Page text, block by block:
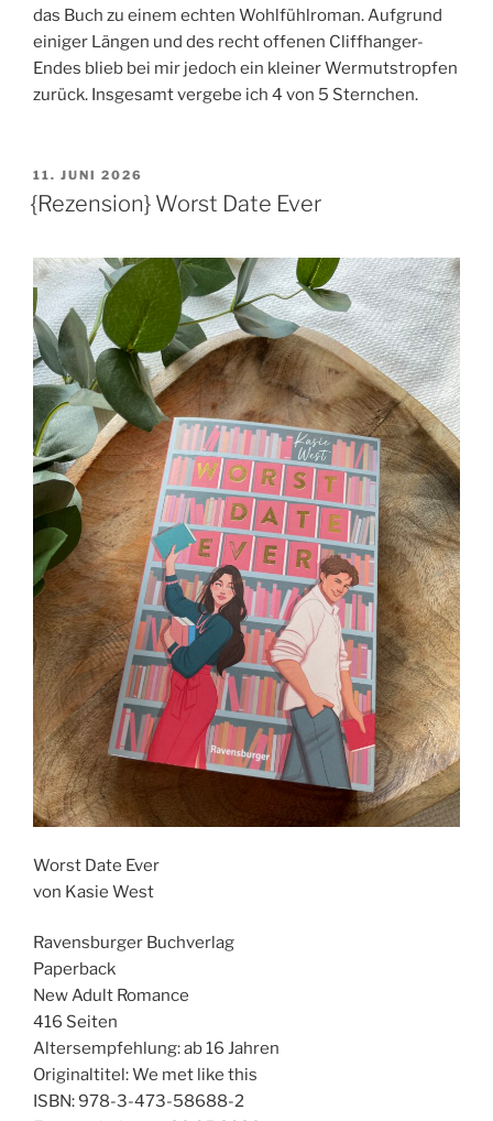
das Buch zu einem echten Wohlfühlroman. Aufgrund
einiger Längen und des recht offenen Cliffhanger-
Endes blieb bei mir jedoch ein kleiner Wermutstropfen
zurück. Insgesamt vergebe ich 4 von 5 Sternchen.
VERÖFFENTLICHT
AM
11. JUNI 2026
{Rezension} Worst Date Ever
Worst Date Ever
von Kasie West
Ravensburger Buchverlag
Paperback
New Adult Romance
416 Seiten
Altersempfehlung: ab 16 Jahren
Originaltitel: We met like this
ISBN: 978-3-473-58688-2